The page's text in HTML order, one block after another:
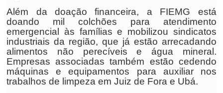
Além da doação financeira, a FIEMG está
doando mil colchões para atendimento
emergencial às famílias e mobilizou sindicatos
industriais da região, que já estão arrecadando
alimentos não perecíveis e água mineral.
Empresas associadas também estão cedendo
máquinas e equipamentos para auxiliar nos
trabalhos de limpeza em Juiz de Fora e Ubá.